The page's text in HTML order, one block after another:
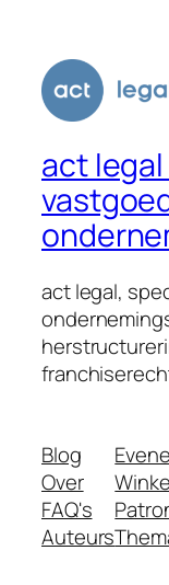
act
act legal,
Blog
Over
FAQ's
Auteurs